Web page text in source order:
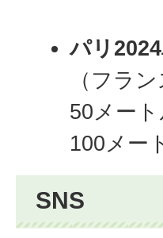
パリ
（フラ
50メー
100メー
SNS